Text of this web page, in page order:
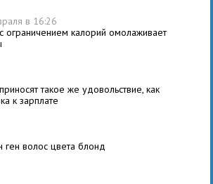
в 16:26
ограничением калорий омолаживает
такое же удовольствие, как
к зарплате
ген волос цвета блонд